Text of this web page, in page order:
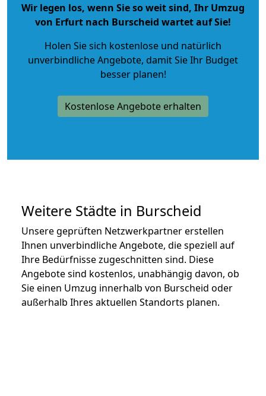
Wir legen los, wenn Sie so weit sind, Ihr Umzug
von Erfurt nach Burscheid wartet auf Sie!
Holen Sie sich kostenlose und natürlich
unverbindliche Angebote, damit Sie Ihr Budget
besser planen!
Kostenlose Angebote erhalten
Weitere Städte in Burscheid
Unsere geprüften Netzwerkpartner erstellen
Ihnen unverbindliche Angebote, die speziell auf
Ihre Bedürfnisse zugeschnitten sind. Diese
Angebote sind kostenlos, unabhängig davon, ob
Sie einen Umzug innerhalb von Burscheid oder
außerhalb Ihres aktuellen Standorts planen.